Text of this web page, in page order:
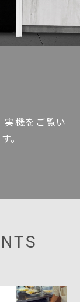
実機をご覧い
。